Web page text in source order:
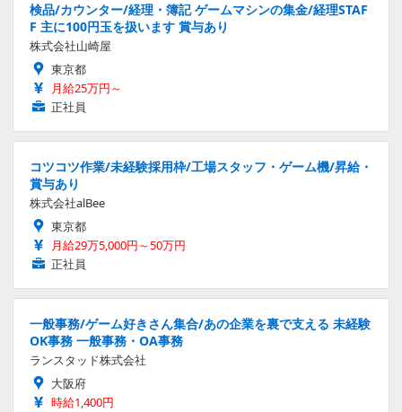
検品/カウンター/経理・簿記 ゲームマシンの集金/経理STAF
F 主に100円玉を扱います 賞与あり
株式会社山崎屋
東京都
月給25万円～
正社員
コツコツ作業/未経験採用枠/工場スタッフ・ゲーム機/昇給・
賞与あり
株式会社alBee
東京都
月給29万5,000円～50万円
正社員
一般事務/ゲーム好きさん集合/あの企業を裏で支える 未経験
OK事務 一般事務・OA事務
ランスタッド株式会社
大阪府
時給1,400円